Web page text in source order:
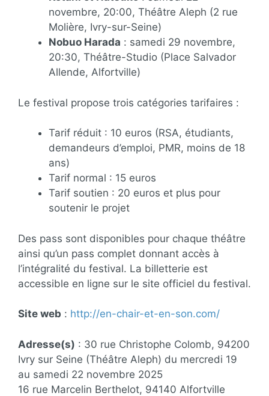
novembre, 20:00, Théâtre Aleph (2 rue
Molière, Ivry-sur-Seine)
Nobuo Harada : samedi 29 novembre,
20:30, Théâtre-Studio (Place Salvador
Allende, Alfortville)
Le festival propose trois catégories tarifaires :
Tarif réduit : 10 euros (RSA, étudiants,
demandeurs d’emploi, PMR, moins de 18
ans)
Tarif normal : 15 euros
Tarif soutien : 20 euros et plus pour
soutenir le projet
Des pass sont disponibles pour chaque théâtre
ainsi qu’un pass complet donnant accès à
l’intégralité du festival. La billetterie est
accessible en ligne sur le site officiel du festival.
Site web : http://en-chair-et-en-son.com/
Adresse(s) : 30 rue Christophe Colomb, 94200
Ivry sur Seine (Théâtre Aleph) du mercredi 19
au samedi 22 novembre 2025
16 rue Marcelin Berthelot, 94140 Alfortville